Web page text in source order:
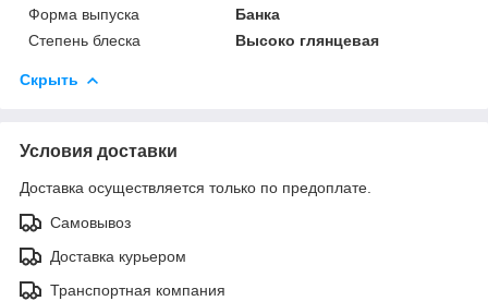
Форма выпуска
Банка
Степень блеска
Высоко глянцевая
Скрыть
Условия доставки
Доставка осуществляется только по предоплате.
Самовывоз
Доставка курьером
Транспортная компания